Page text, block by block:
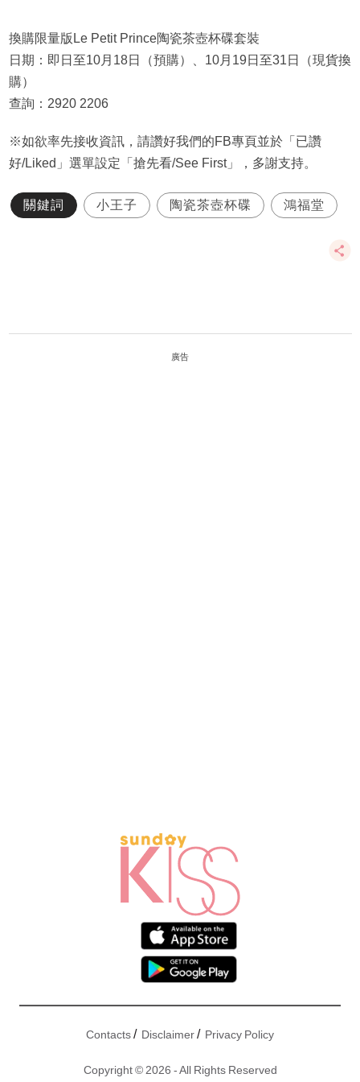
換購限量版Le Petit Prince陶瓷茶壺杯碟套裝
日期：即日至10月18日（預購）、10月19日至31日（現貨換
購）
查詢：2920 2206
※如欲率先接收資訊，請讚好我們的FB專頁並於「已讚
好/Liked」選單設定「搶先看/See First」，多謝支持。
關鍵詞 小王子 陶瓷茶壺杯碟 鴻福堂
廣告
Contacts / Disclaimer / Privacy Policy
Copyright © 2026 - All Rights Reserved